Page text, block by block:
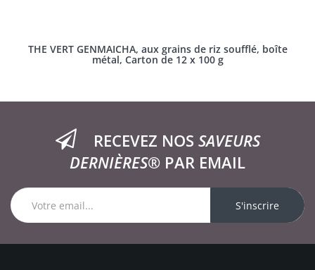
THE VERT GENMAICHA, aux grains de riz soufflé, boîte
métal, Carton de 12 x 100 g
RECEVEZ NOS SAVEURS
DERNIÈRES® PAR EMAIL
S'inscrire